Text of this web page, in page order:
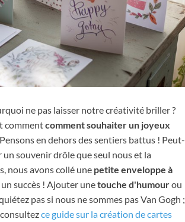
ne pas laisser notre créativité briller ?
commentcomment souhaiter un joyeux
en dehors des sentiers battus ! Peut-
souvenir drôle que seul nous et la
nous avons collé une petite enveloppe à
succès ! Ajouter unetouche d'humourou
pas si nous ne sommes pas Van Gogh ;
ce guide sur la création de cartes